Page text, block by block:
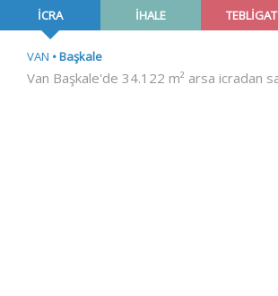
İCRA İHALE TEBLİGAT
VAN Başkale
Van Başkale'de 34.122 m² arsa icradan